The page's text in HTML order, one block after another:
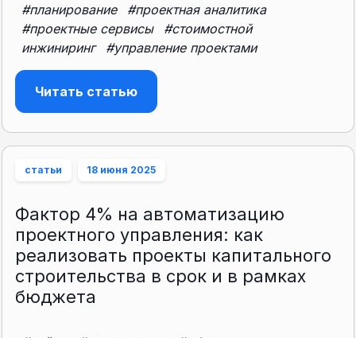
#планирование
#проектная аналитика
#проектные сервисы
#стоимостной
инжиниринг
#управление проектами
Читать статью
статьи 18 июня 2025
Фактор 4% на автоматизацию
проектного управления: как
реализовать проекты капитального
строительства в срок и в рамках
бюджета